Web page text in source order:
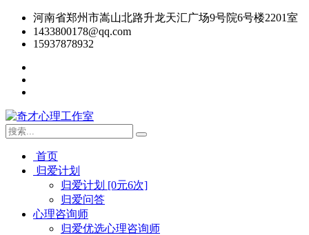
河南省郑州市嵩山北路升龙天汇广场9号院6号楼2201室
1433800178@qq.com
15937878932
首页
归爱计划
归爱计划 [0元6次]
归爱问答
心理咨询师
归爱优选心理咨询师